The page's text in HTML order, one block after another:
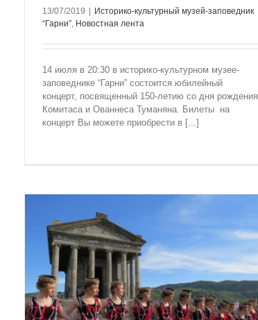
13/07/2019
Историко-культурный музей-заповедник
“Гарни”, Новостная лента
14 июля в 20:30 в историко-культурном музее-
заповеднике “Гарни” состоится юбилейный
концерт, посвященный 150-летию со дня рождения
Комитаса и Ованнеса Туманяна. Билеты на
концерт Вы можете приобрести в [...]